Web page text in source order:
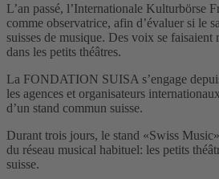
L’an passé, l’Internationale Kulturbörse
comme observatrice, afin d’évaluer si le
suisses de musique. Des voix se
dans les petits théâtres.
La FONDATION SUISA s’engage
les agences et organisateurs
d’un stand commun suisse.
Durant trois jours, le stand «Swiss
du réseau musical habituel: les petits
suisse.